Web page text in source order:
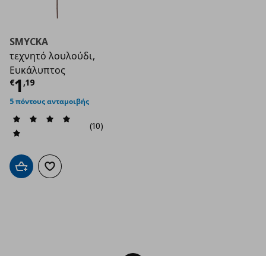
SMYCKA
τεχνητό λουλούδι,
Ευκάλυπτος
€1 ,19
Τρέχουσα τιμή
5 πόντους ανταμοιβής
(10)
Προσθήκη στο καλάθι
Προσθήκη στα αγαπημένα